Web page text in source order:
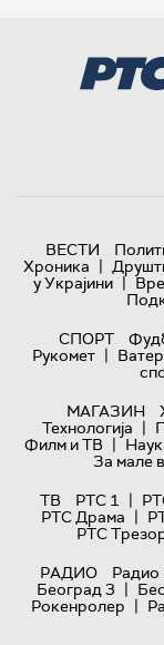
ВЕСТИ
Хроника |
у Украјини |
СПОРТ
Рукомет |
МАГАЗИН
Технологијa |
Филм и ТВ |
За мале
ТВ
РТС 1 |
РТС Драма |
РТС
РАДИО
Радио
Београд 3 |
Рокенролер |